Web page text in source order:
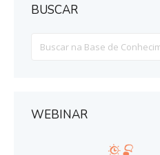
BUSCAR
For
WEBINAR